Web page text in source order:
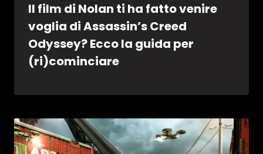
Il film di Nolan ti ha fatto venire
voglia di Assassin’s Creed
Odyssey? Ecco la guida per
(ri)cominciare